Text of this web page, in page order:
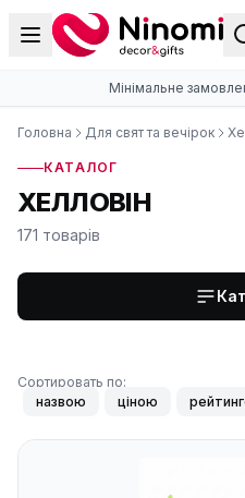
Мінімальне
Головна Для свят та вечірок
КАТАЛОГ
ХЕЛЛОВІН
171 товарів
Сортировать по:
назвою
ціною